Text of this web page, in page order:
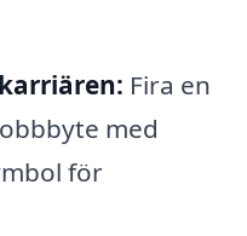
Fira en
med
för